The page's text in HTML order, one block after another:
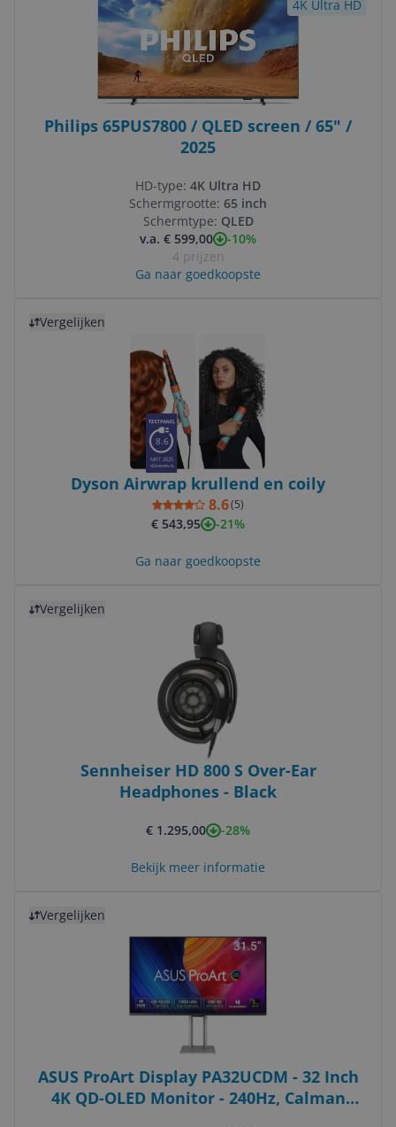
4K Ultra HD
Philips 65PUS7800 / QLED screen / 65" /
2025
HD-type: 4K Ultra HD
Schermgrootte: 65 inch
Schermtype: QLED
v.a. € 599,00
-10%
4 prijzen
Ga naar goedkoopste
Vergelijken
8.6
MRT 2025
Dyson Airwrap krullend en coily
8.6(5)
€ 543,95 -21%
Ga naar goedkoopste
Vergelijken
Sennheiser HD 800 S Over-Ear
Headphones - Black
€ 1.295,00 -28%
Bekijk meer informatie
Vergelijken
ASUS ProArt Display PA32UCDM - 32 Inch
4K QD-OLED Monitor - 240Hz, Calman